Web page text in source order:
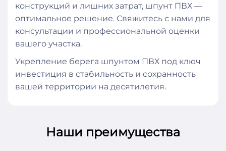
конструкций и лишних затрат, шпунт ПВХ —
оптимальное решение. Свяжитесь с нами для
консультации и профессиональной оценки
вашего участка.
Укрепление берега шпунтом ПВХ под ключ
инвестиция в стабильность и сохранность
вашей территории на десятилетия.
Наши преимущества